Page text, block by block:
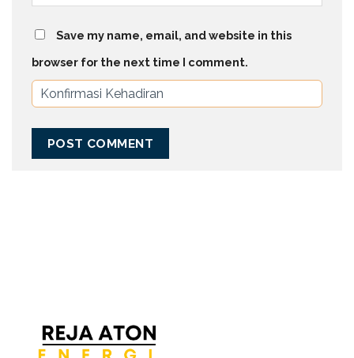
Save my name, email, and website in this
browser for the next time I comment.